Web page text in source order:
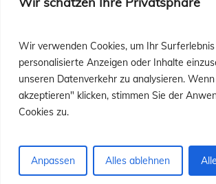
Wir verwenden Cookies, um Ihr
personalisierte Anzeigen oder Inhalte
unseren Datenverkehr zu analysieren.
akzeptieren" klicken, stimmen Sie der
Cookies zu.
Anpassen Alles ablehnen